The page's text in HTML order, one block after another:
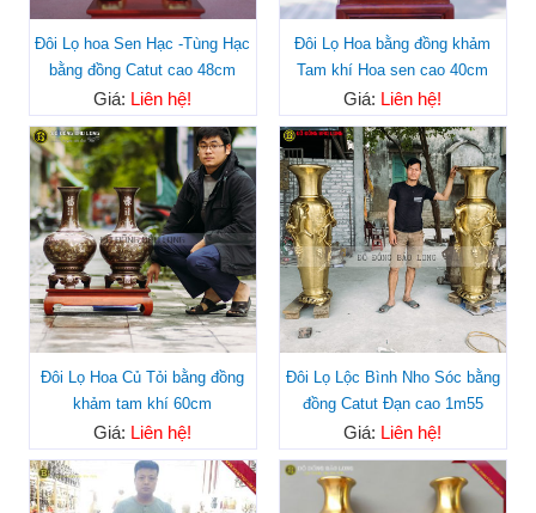
Đôi Lọ hoa Sen Hạc -Tùng Hạc
bằng đồng Catut cao 48cm
Giá: Liên hệ!
Đôi Lọ Hoa bằng đồng khảm
Tam khí Hoa sen cao 40cm
Giá: Liên hệ!
Đôi Lọ Hoa Củ Tỏi bằng đồng
khảm tam khí 60cm
Giá: Liên hệ!
Đôi Lọ Lộc Bình Nho Sóc bằng
đồng Catut Đạn cao 1m55
Giá: Liên hệ!